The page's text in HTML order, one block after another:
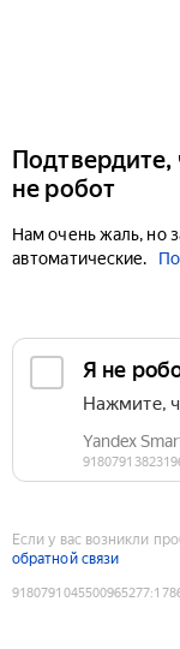
Подтвердите,
не робот
Нам очень жаль, но
автоматические.
Если у вас возникли
обратной связи
9180791045500965277: